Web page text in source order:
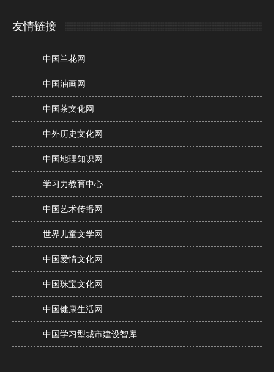
友情链接
中国兰花网
中国油画网
中国茶文化网
中外历史文化网
中国地理知识网
学习力教育中心
中国艺术传播网
世界儿童文学网
中国爱情文化网
中国珠宝文化网
中国健康生活网
中国学习型城市建设智库